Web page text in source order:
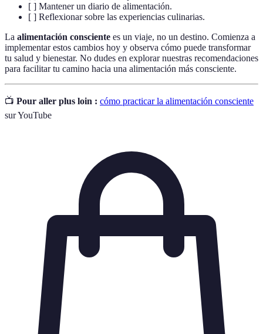
[ ] Mantener un diario de alimentación.
[ ] Reflexionar sobre las experiencias culinarias.
La alimentación consciente es un viaje, no un destino. Comienza a
implementar estos cambios hoy y observa cómo puede transformar
tu salud y bienestar. No dudes en explorar nuestras recomendaciones
para facilitar tu camino hacia una alimentación más consciente.
📺 Pour aller plus loin : cómo practicar la alimentación consciente
sur YouTube